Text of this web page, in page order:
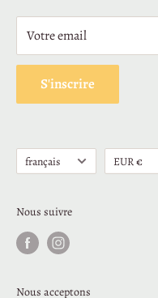
Mentions légales
Fidélité
Conditions générales de
Politique de confidentialité
Votre email
S'inscrire
Langue
français Devise
EUR €
Nous suivre
Nous acceptons